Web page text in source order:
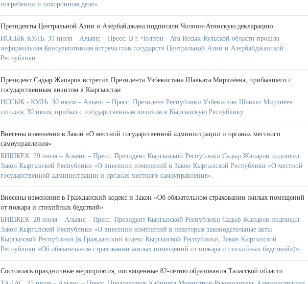
погребении и похоронном деле».
Президенты Центральной Азии и Азербайджана подписали Чолпон-Атинскую декларацию
ИССЫК-КУЛЬ. 31 июля – Альянс – Пресс. В г. Чолпон - Ата Иссык-Кульской области прошла
неформальная Консультативная встреча глав государств Центральной Азии и Азербайджанской
Республики.
Президент Садыр Жапаров встретил Президента Узбекистана Шавката Мирзиёева, прибывшего с
государственным визитом в Кыргызстан
ИССЫК - КУЛЬ. 30 июля – Альянс – Пресс. Президент Республики Узбекистан Шавкат Мирзиёев
сегодня, 30 июля, прибыл с государственным визитом в Кыргызскую Республику.
Внесены изменения в Закон «О местной государственной администрации и органах местного
самоуправления»
БИШКЕК. 29 июля – Альянс – Пресс. Президент Кыргызской Республики Садыр Жапаров подписал
Закон Кыргызской Республики «О внесении изменений в Закон Кыргызской Республики «О местной
государственной администрации и органах местного самоуправления».
Внесены изменения в Гражданский кодекс и Закон «Об обязательном страховании жилых помещений
от пожара и стихийных бедствий»
БИШКЕК. 28 июля – Альянс – Пресс. Президент Кыргызской Республики Садыр Жапаров подписал
Закон Кыргызской Республики «О внесении изменений в некоторые законодательные акты
Кыргызской Республики (в Гражданский кодекс Кыргызской Республики, Закон Кыргызской
Республики «Об обязательном страховании жилых помещений от пожара и стихийных бедствий»)».
Состоялась праздничные мероприятия, посвященные 82-летию образования Таласской области